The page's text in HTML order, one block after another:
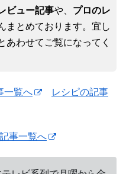
ビュー記事や、 プロのレ
まとめております。宜し
あわせてご覧になってく
一覧へ
レシピの記事
事一覧へ